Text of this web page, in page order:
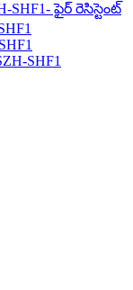
SHF1- ఫైర్ రెసిస్టెంట్
SHF1